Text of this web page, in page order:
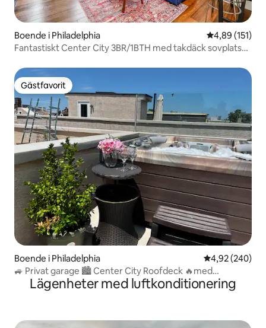
Boende i Philadelphia 4,89 av 5 i
4,89 (151)
Fantastiskt Center City 3BR/1BTH med takdäck sovplatser
Gästfavorit
Gästfavorit
Boende i Philadelphia 4,92 av 5 i
4,92 (240)
🚙 Privat garage 🏙 Center City Roofdeck 🔥med
bubbelpool
Lägenheter med luftkonditionering